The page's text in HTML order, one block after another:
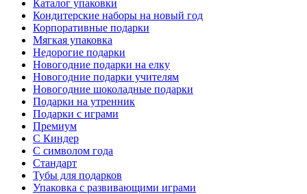
Каталог упаковки
Кондитерские наборы на новый год
Корпоративные подарки
Мягкая упаковка
Недорогие подарки
Новогодние подарки на елку
Новогодние подарки учителям
Новогодние шоколадные подарки
Подарки на утренник
Подарки с играми
Премиум
С Киндер
С символом года
Стандарт
Тубы для подарков
Упаковка с развивающими играми